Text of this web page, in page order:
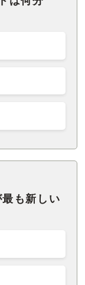
も新しい